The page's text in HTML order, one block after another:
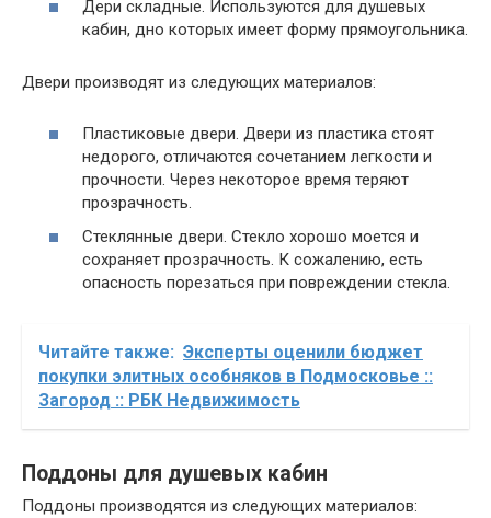
Дери складные. Используются для душевых
кабин, дно которых имеет форму прямоугольника.
Двери производят из следующих материалов:
Пластиковые двери. Двери из пластика стоят
недорого, отличаются сочетанием легкости и
прочности. Через некоторое время теряют
прозрачность.
Стеклянные двери. Стекло хорошо моется и
сохраняет прозрачность. К сожалению, есть
опасность порезаться при повреждении стекла.
Читайте также: Эксперты оценили бюджет
покупки элитных особняков в Подмосковье ::
Загород :: РБК Недвижимость
Поддоны для душевых кабин
Поддоны производятся из следующих материалов: